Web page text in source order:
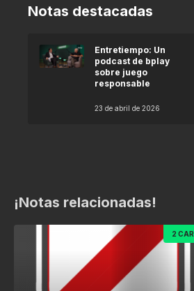
Notas destacadas
Entretiempo: Un
podcast de bplay
sobre juego
responsable
23 de abril de 2026
¡Notas relacionadas!
2